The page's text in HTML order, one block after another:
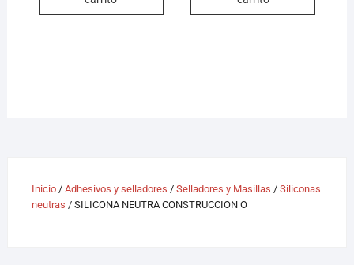
Inicio/ Adhesivos y selladores / Selladores y Masillas / Siliconas
neutras / SILICONA NEUTRA CONSTRUCCION O